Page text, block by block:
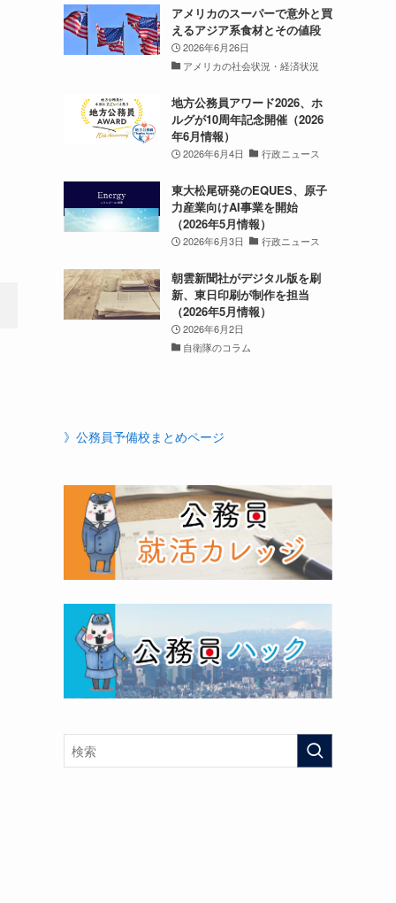
アメリカのスーパーで意外と買
えるアジア系食材とその値段
2026年6月26日
アメリカの社会状況・経済状況
地方公務員アワード2026、ホ
ルグが10周年記念開催（2026
年6月情報）
2026年6月4日 行政ニュース
東大松尾研発のEQUES、原子
力産業向けAI事業を開始
（2026年5月情報）
2026年6月3日 行政ニュース
朝雲新聞社がデジタル版を刷
新、東日印刷が制作を担当
（2026年5月情報）
2026年6月2日
自衛隊のコラム
》公務員予備校まとめページ